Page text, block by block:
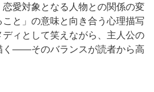
愛対象となる人物との関係の変
と」の意味と向き合う心理描写
ィとして笑えながら、主人公の
く——そのバランスが読者から高